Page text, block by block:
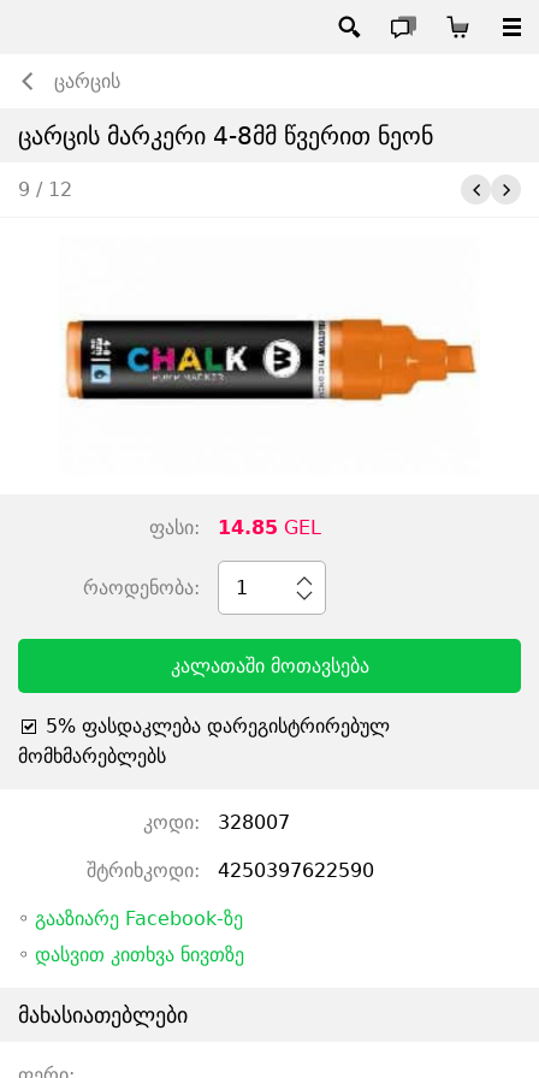
ცარცის
ცარცის მარკერი 4-8მმ წვერით ნეონ
9 / 12
ფასი: 14.85 GEL
რაოდენობა: 1
კალათაში მოთავსება
5% ფასდაკლება დარეგისტრირებულ
მომხმარებლებს
კოდი: 328007
შტრიხკოდი: 4250397622590
◦ გააზიარე Facebook-ზე
◦ დასვით კითხვა ნივთზე
მახასიათებლები